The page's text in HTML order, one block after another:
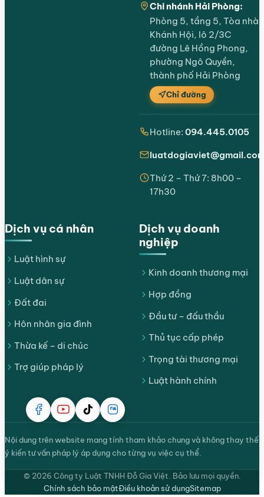
Dịch vụ cá nhân
Luật hình sự
Luật dân sự
Đất đai
Hôn nhân gia đình
Thừa kế – di chúc
Trợ giúp pháp lý
Dịch vụ doanh
nghiệp
Kinh doanh thương mại
Hợp đồng
Đầu tư – đấu thầu
Thủ tục cấp phép
Trọng tài thương mại
Luật hành chính
Chi nhánh Hải Phòng:
Phòng 5, tầng 5, Tòa nhà
Khánh Hội, lô 2/3C
đường Lê Hồng Phong,
phường Ngô Quyền,
thành phố Hải Phòng
Chỉ đường
Hotline: 094.445.0105
Thứ 2 – Thứ 7: 8h00 –
17h30
Nội dung trên website mang tính tham khảo chung và không thay thế
ý kiến tư vấn pháp lý áp dụng cho từng vụ việc cụ thể.
© 2026 Công ty Luật TNHH Đỗ Gia Việt. Bảo lưu mọi quyền.
Chính sách bảo mậtĐiều khoản sử dụngSitemap